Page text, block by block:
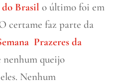
Brasil o último foi em
certame faz parte da
Prazeres da
nenhum queijo
Nenhum